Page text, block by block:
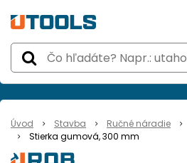
Úvod Stavba Ručné náradie
Stierka gumová, 300 mm